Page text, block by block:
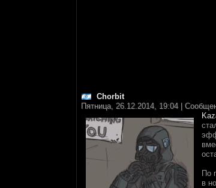
Chorbit
Пятница, 26.12.2014, 19:04 |
По
в